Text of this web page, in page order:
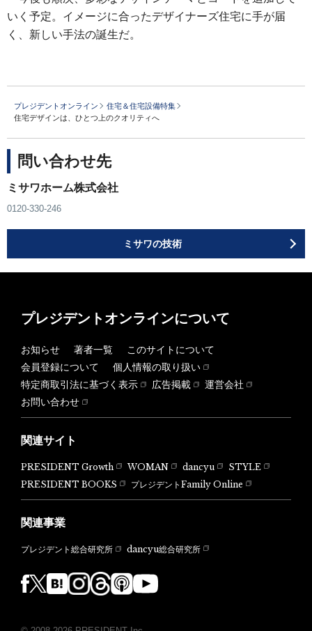
いく予定。イメージに合ったデザイナーズ住宅に手が届
く、新しい手法の誕生だ。
プレジデントオンライン
住宅＆住宅設備特集
住宅デザインは、ひとつ上のクオリティへ
問い合わせ先
ミサワホーム株式会社
0120-330-246
ミサワの技術
プレジデントオンラインについて
お知らせ 著者一覧
このサイトについて
会員登録について
個人情報の取り扱い
特定商取引法に基づく表示
広告掲載
運営会社
お問い合わせ
関連サイト
PRESIDENT Growth WOMAN dancyu
STYLE
PRESIDENT BOOKS
プレジデントFamily Online
関連事業
プレジデント総合研究所 dancyu総合研究所